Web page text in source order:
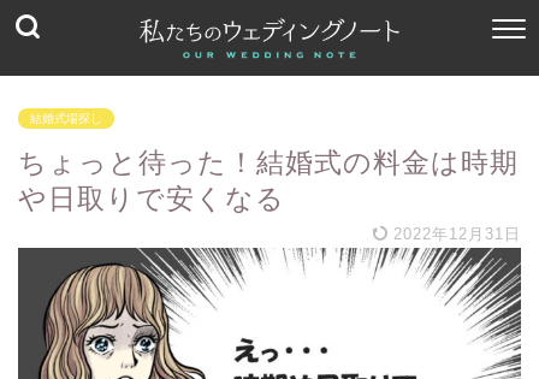
結婚式場探し
ちょっと待った！結婚式の料金は時期
や日取りで安くなる
2022年12月31日